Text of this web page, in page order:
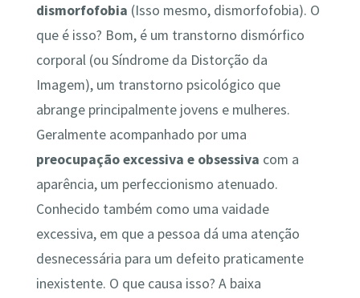
dismorfofobia (Isso mesmo, dismorfofobia). O
que é isso? Bom, é um transtorno dismórfico
corporal (ou Síndrome da Distorção da
Imagem), um transtorno psicológico que
abrange principalmente jovens e mulheres.
Geralmente acompanhado por uma
preocupação excessiva e obsessiva com a
aparência, um perfeccionismo atenuado.
Conhecido também como uma vaidade
excessiva, em que a pessoa dá uma atenção
desnecessária para um defeito praticamente
inexistente. O que causa isso? A baixa